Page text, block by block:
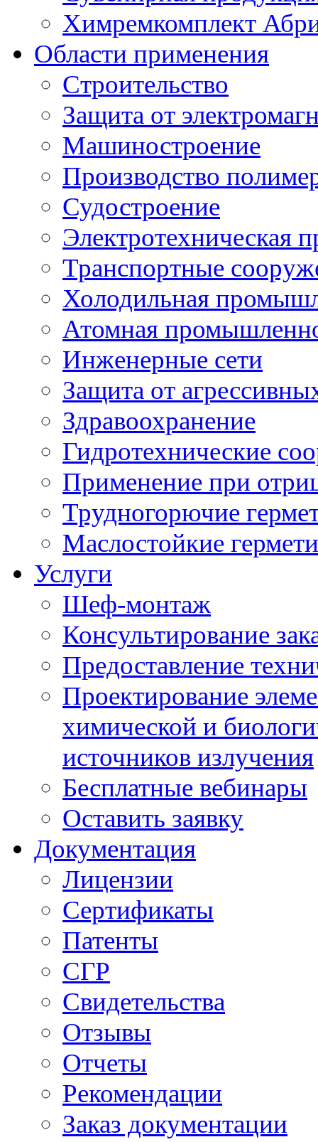
Химремкомплект
Области применения
Строительство
Защита от
Машиностроение
Производство
Судостроение
Электротехническая
Транспортные
Холодильная
Атомная
Инженерные сети
Защита от
Здравоохранение
Гидротехнические
Применение при
Трудногорючие
Маслостойкие
Услуги
Шеф-монтаж
Консультирование
Предоставление
Проектирование
химической и
источников излучения
Бесплатные вебинары
Оставить заявку
Документация
Лицензии
Сертификаты
Патенты
СГР
Свидетельства
Отзывы
Отчеты
Рекомендации
Заказ документации